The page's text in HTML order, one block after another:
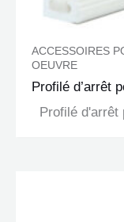
ACCESSOIRES
OEUVRE
Profilé d’arrêt
Profilé d'arrêt